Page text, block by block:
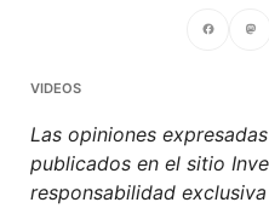
VIDEOS
Las opiniones
publicados en el sitio
responsabilidad